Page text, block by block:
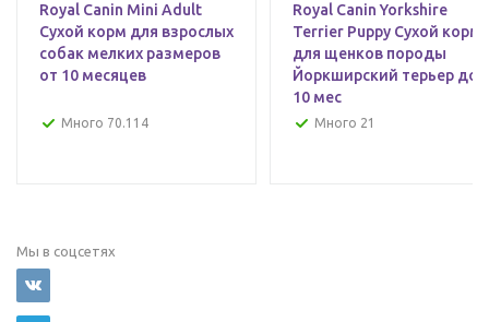
Royal Canin Mini Adult
Сухой корм для взрослых
собак мелких размеров
от 10 месяцев
Много 70.114
Royal Canin Yorkshire
Terrier Puppy Сухой корм
для щенков породы
Йоркширский терьер до
10 мес
Много 21
Мы в соцсетях